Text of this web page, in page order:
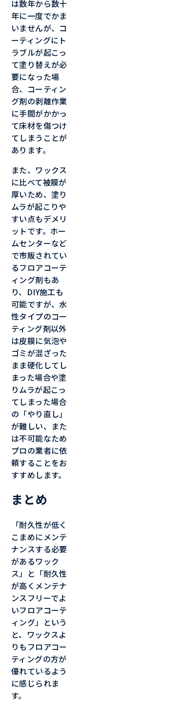
は数年から数十
年に一度でかま
いませんが、コ
ーティングにト
ラブルが起こっ
て塗り替えが必
要になった場
合、コーティン
グ剤の剥離作業
に手間がかかっ
て床材を傷つけ
てしまうことが
あります。
また、ワックス
に比べて被膜が
厚いため、塗り
ムラが起こりや
すい点もデメリ
ットです。ホー
ムセンターなど
で市販されてい
るフロアコーテ
ィング剤もあ
り、DIY施工も
可能ですが、水
性タイプのコー
ティング剤以外
は皮膜に気泡や
ゴミが混ざった
まま硬化してし
まった場合や塗
りムラが起こっ
てしまった場合
の「やり直し」
が難しい、また
は不可能なため
プロの業者に依
頼することをお
すすめします。
まとめ
「耐久性が低く
こまめにメンテ
ナンスする必要
があるワック
ス」と「耐久性
が高くメンテナ
ンスフリーでよ
いフロアコーテ
ィング」という
と、ワックスよ
りもフロアコー
ティングの方が
優れているよう
に感じられま
す。